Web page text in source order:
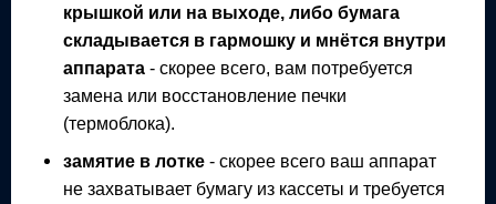
крышкой или на выходе, либо бумага
складывается в гармошку и мнётся внутри
аппарата - скорее всего, вам потребуется
замена или восстановление печки
(термоблока).
замятие в лотке - скорее всего ваш аппарат
не захватывает бумагу из кассеты и требуется